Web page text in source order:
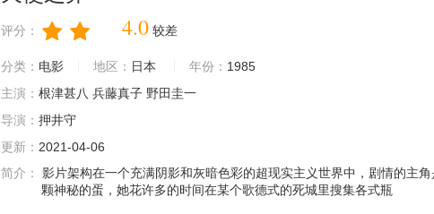
评分： 4.0 较差
分类： 电影 地区： 日本 年份： 1985
主演： 根津甚八 兵藤真子 野田圭一
导演： 押井守
更新： 2021-04-06
简介：
影片架构在一个充满阴影和灰暗色彩的超现实主义世界中，剧情的主
颗神秘的蛋，她花许多的时间在某个歌德式的死城里搜集各式瓶